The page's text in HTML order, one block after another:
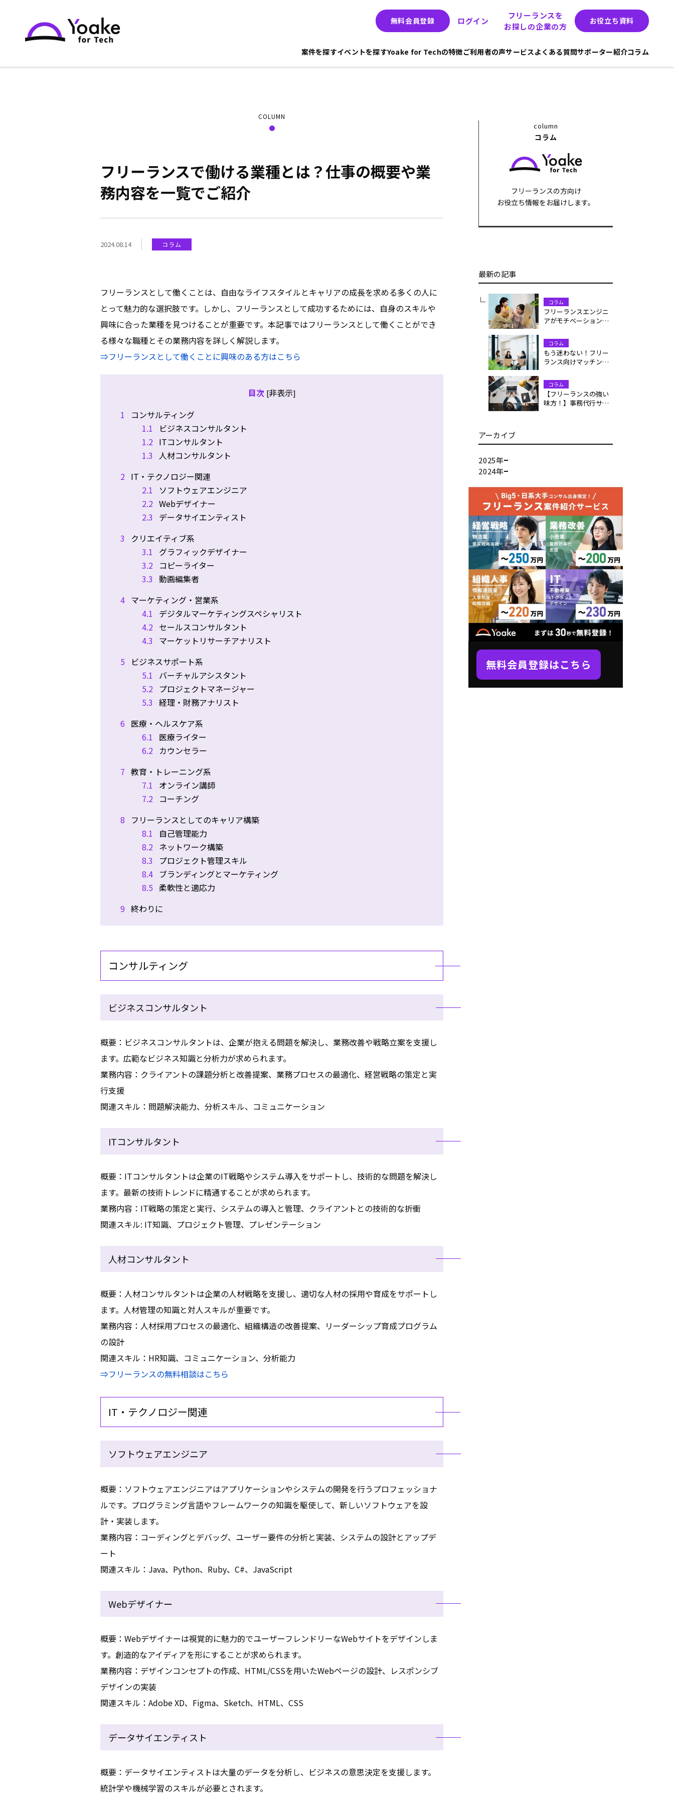
無料会員登録 ログイン
フリーランスを
お探しの企業の方
お役立ち資料
案件を探すイベントを探すYoake for Techの特徴ご利用者の声サービスよくある質問サポーター紹介コラム
フリーランスで働ける業種とは？仕事の概要や業
務内容を一覧でご紹介
COLUMN
2024.08.14 コラム
フリーランスとして働くことは、自由なライフスタイルとキャリアの成長を求める多くの人に
とって魅力的な選択肢です。しかし、フリーランスとして成功するためには、自身のスキルや
興味に合った業種を見つけることが重要です。本記事ではフリーランスとして働くことができ
る様々な職種とその業務内容を詳しく解説します。
⇒フリーランスとして働くことに興味のある方はこちら
目次 [非表示]
1
コンサルティング
1.1
ビジネスコンサルタント
1.2 ITコンサルタント
1.3
人材コンサルタント
2 IT・テクノロジー関連
2.1
ソフトウェアエンジニア
2.2 Webデザイナー
2.3
データサイエンティスト
3
クリエイティブ系
3.1
グラフィックデザイナー
3.2 コピーライター
3.3 動画編集者
4 マーケティング・営業系
4.1
デジタルマーケティングスペシャリスト
4.2 セールスコンサルタント
4.3
マーケットリサーチアナリスト
5
ビジネスサポート系
5.1
バーチャルアシスタント
5.2 プロジェクトマネージャー
5.3 経理・財務アナリスト
6 医療・ヘルスケア系
6.1
医療ライター
6.2 カウンセラー
7 教育・トレーニング系
7.1
オンライン講師
7.2 コーチング
8
フリーランスとしてのキャリア構築
8.1
自己管理能力
8.2 ネットワーク構築
8.3
プロジェクト管理スキル
8.4 ブランディングとマーケティング
8.5 柔軟性と適応力
9 終わりに
コンサルティング
ビジネスコンサルタント
概要：ビジネスコンサルタントは、企業が抱える問題を解決し、業務改善や戦略立案を支援し
ます。広範なビジネス知識と分析力が求められます。
業務内容：クライアントの課題分析と改善提案、業務プロセスの最適化、経営戦略の策定と実
行支援
関連スキル：問題解決能力、分析スキル、コミュニケーション
ITコンサルタント
概要：ITコンサルタントは企業のIT戦略やシステム導入をサポートし、技術的な問題を解決し
ます。最新の技術トレンドに精通することが求められます。
業務内容：IT戦略の策定と実行、システムの導入と管理、クライアントとの技術的な折衝
関連スキル: IT知識、プロジェクト管理、プレゼンテーション
人材コンサルタント
概要：人材コンサルタントは企業の人材戦略を支援し、適切な人材の採用や育成をサポートし
ます。人材管理の知識と対人スキルが重要です。
業務内容：人材採用プロセスの最適化、組織構造の改善提案、リーダーシップ育成プログラム
の設計
関連スキル：HR知識、コミュニケーション、分析能力
⇒フリーランスの無料相談はこちら
IT・テクノロジー関連
ソフトウェアエンジニア
概要：ソフトウェアエンジニアはアプリケーションやシステムの開発を行うプロフェッショナ
ルです。プログラミング言語やフレームワークの知識を駆使して、新しいソフトウェアを設
計・実装します。
業務内容：コーディングとデバッグ、ユーザー要件の分析と実装、システムの設計とアップデ
ート
関連スキル：Java、Python、Ruby、C#、JavaScript
Webデザイナー
概要：Webデザイナーは視覚的に魅力的でユーザーフレンドリーなWebサイトをデザインしま
す。創造的なアイディアを形にすることが求められます。
業務内容：デザインコンセプトの作成、HTML/CSSを用いたWebページの設計、レスポンシブ
デザインの実装
関連スキル：Adobe XD、Figma、Sketch、HTML、CSS
データサイエンティスト
概要：データサイエンティストは大量のデータを分析し、ビジネスの意思決定を支援します。
統計学や機械学習のスキルが必要とされます。
column
コラム
フリーランスの方向け
お役立ち情報をお届けします。
最新の記事
コラム
フリーランスエンジニ
アがモチベーションを
ちのリアルな工夫と習
慣コラム
もう迷わない！フリー
ランス向けマッチング
録・案件獲得・活用法
コラム
【フリーランスの強い
味方！】事務代行サー
アーカイブ
2025年
2024年
無料会員登録はこちら